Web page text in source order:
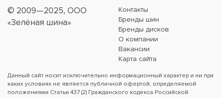
© 2009—2025, ООО
«Зелёная шина»
Контакты
Бренды шин
Бренды дисков
О компании
Вакансии
Карта сайта
Данный сайт носит исключительно информационный характер и ни при
каких условиях не является публичной офертой, определяемой
положениями Статьи 437 (2) Гражданского кодекса Российской